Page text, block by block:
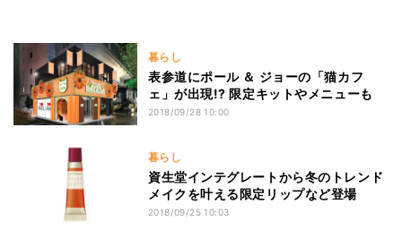
暮らし
表参道にポール ＆ ジョーの「猫カフ
ェ」が出現!? 限定キットやメニューも
2018/09/28 10:00
暮らし
資生堂インテグレートから冬のトレンド
メイクを叶える限定リップなど登場
2018/09/25 10:03